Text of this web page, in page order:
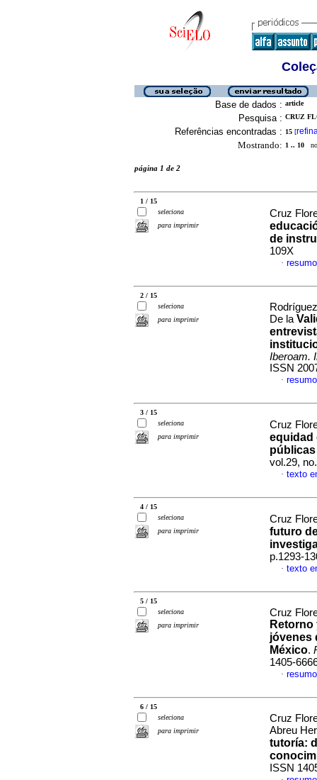
Base de dados : article
Pesquisa : CRUZ
Referências encontradas : 15 [
Mostrando: 1 .. 10
página 1 de 2
1 / 15
seleciona
para imprimir
Cruz
de
109X
·
2 / 15
seleciona
para imprimir
De la
Iberoam.
ISSN
·
3 / 15
seleciona
para imprimir
Cruz
equidad
vol.29,
· texto
4 / 15
seleciona
para imprimir
Cruz
futuro
p.1293-
· texto
5 / 15
seleciona
para imprimir
Cruz
jóvenes
México.
1405-
·
6 / 15
seleciona
para imprimir
Cruz
Abreu
tutoría:
ISSN